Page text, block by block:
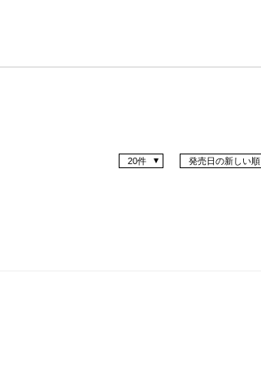
発売日の新しい順
20件